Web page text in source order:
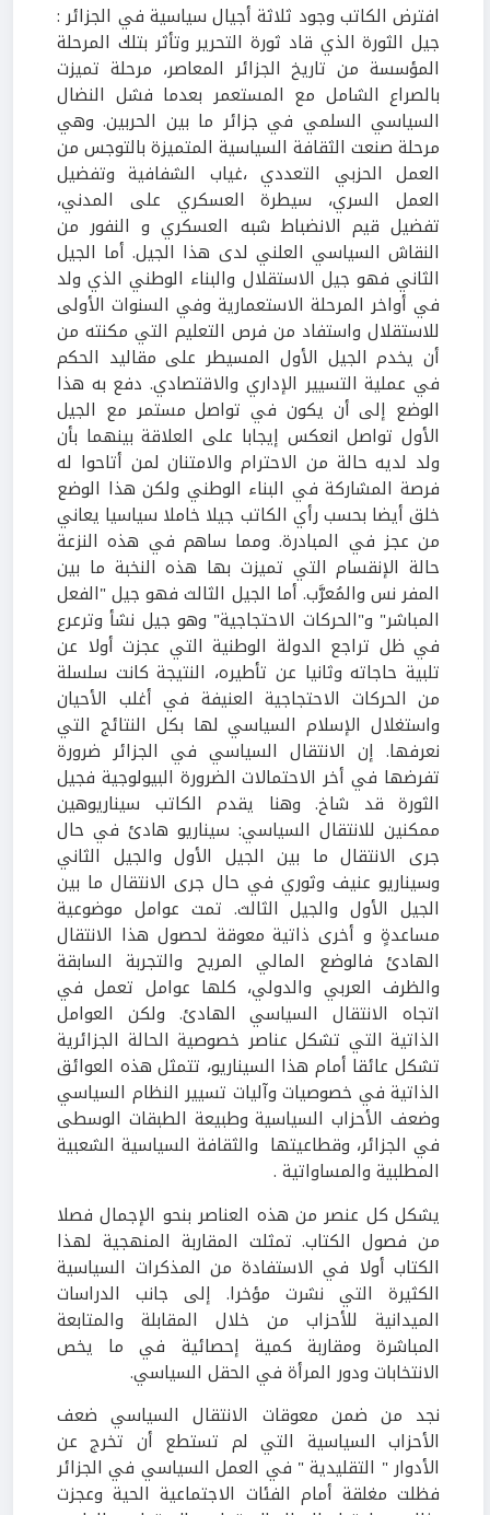
افترض الكاتب وجود ثلاثة أجيال سياسية في الجزائر :
جيل الثورة الذي قاد ثورة التحرير وتأثر بتلك المرحلة
المؤسسة من تاريخ الجزائر المعاصر، مرحلة تميزت
بالصراع الشامل مع المستعمر بعدما فشل النضال
السياسي السلمي في جزائر ما بين الحربين. وهي
مرحلة صنعت الثقافة السياسية المتميزة بالتوجس من
العمل الحزبي التعددي ،غياب الشفافية وتفضيل
العمل السري، سيطرة العسكري على المدني،
تفضيل قيم الانضباط شبه العسكري و النفور من
النقاش السياسي العلني لدى هذا الجيل. أما الجيل
الثاني فهو جيل الاستقلال والبناء الوطني الذي ولد
في أواخر المرحلة الاستعمارية وفي السنوات الأولى
للاستقلال واستفاد من فرص التعليم التي مكنته من
أن يخدم الجيل الأول المسيطر على مقاليد الحكم
في عملية التسيير الإداري والاقتصادي. دفع به هذا
الوضع إلى أن يكون في تواصل مستمر مع الجيل
الأول تواصل انعكس إيجابا على العلاقة بينهما بأن
ولد لديه حالة من الاحترام والامتنان لمن أتاحوا له
فرصة المشاركة في البناء الوطني ولكن هذا الوضع
خلق أيضا بحسب رأي الكاتب جيلا خاملا سياسيا يعاني
من عجز في المبادرة. ومما ساهم في هذه النزعة
حالة الإنقسام التي تميزت بها هذه النخبة ما بين
المفر نس والمُعرَّب. أما الجيل الثالث فهو جيل "الفعل
المباشر" و"الحركات الاحتجاجية" وهو جيل نشأ وترعرع
في ظل تراجع الدولة الوطنية التي عجزت أولا عن
تلبية حاجاته وثانيا عن تأطيره، النتيجة كانت سلسلة
من الحركات الاحتجاجية العنيفة في أغلب الأحيان
واستغلال الإسلام السياسي لها بكل النتائج التي
نعرفها. إن الانتقال السياسي في الجزائر ضرورة
تفرضها في أخر الاحتمالات الضرورة البيولوجية فجيل
الثورة قد شاخ. وهنا يقدم الكاتب سيناريوهين
ممكنين للانتقال السياسي: سيناريو هادئ في حال
جرى الانتقال ما بين الجيل الأول والجيل الثاني
وسيناريو عنيف وثوري في حال جرى الانتقال ما بين
الجيل الأول والجيل الثالث. تمت عوامل موضوعية
مساعدةٍ و أخرى ذاتية معوقة لحصول هذا الانتقال
الهادئ فالوضع المالي المريح والتجربة السابقة
والظرف العربي والدولي، كلها عوامل تعمل في
اتجاه الانتقال السياسي الهادئ. ولكن العوامل
الذاتية التي تشكل عناصر خصوصية الحالة الجزائرية
تشكل عائقا أمام هذا السيناريو، تتمثل هذه العوائق
الذاتية في خصوصيات وآليات تسيير النظام السياسي
وضعف الأحزاب السياسية وطبيعة الطبقات الوسطى
في الجزائر، وقطاعيتها والثقافة السياسية الشعبية
المطلبية والمساواتية .
يشكل كل عنصر من هذه العناصر بنحو الإجمال فصلا
من فصول الكتاب. تمثلت المقاربة المنهجية لهذا
الكتاب أولا في الاستفادة من المذكرات السياسية
الكثيرة التي نشرت مؤخرا. إلى جانب الدراسات
الميدانية للأحزاب من خلال المقابلة والمتابعة
المباشرة ومقاربة كمية إحصائية في ما يخص
الانتخابات ودور المرأة في الحقل السياسي.
نجد من ضمن معوقات الانتقال السياسي ضعف
الأحزاب السياسية التي لم تستطع أن تخرج عن
الأدوار " التقليدية " في العمل السياسي في الجزائر
فظلت مغلقة أمام الفئات الاجتماعية الحية وعجزت